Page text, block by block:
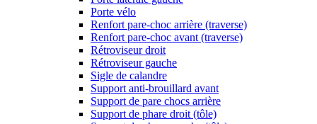
Porte vélo
Renfort pare-choc arrière (traverse)
Renfort pare-choc avant (traverse)
Rétroviseur droit
Rétroviseur gauche
Sigle de calandre
Support anti-brouillard avant
Support de pare chocs arrière
Support de phare droit (tôle)